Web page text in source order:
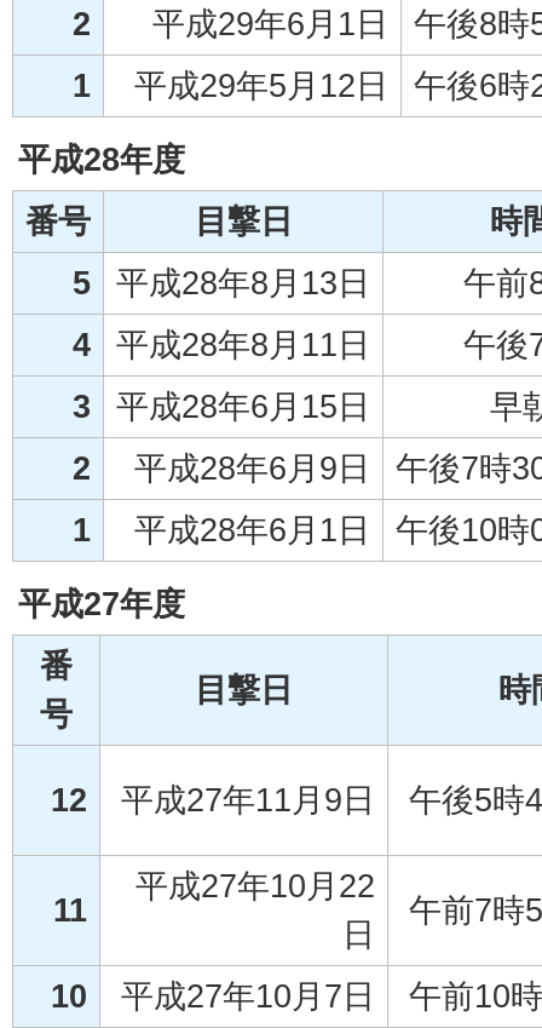
2
平成29年6月1日
午後8時
1
平成29年5月12日
午後6時
平成28年度
番号
目撃日
時
5
平成28年8月13日
午前
4
平成28年8月11日
午後
3
平成28年6月15日
早
2
平成28年6月9日
午後7時
1
平成28年6月1日
午後10時
平成27年度
番
号
目撃日 時
12 平成27年11月9日 午後5時
11
平成27年10月22
日
午前7時
10 平成27年10月7日
午前10